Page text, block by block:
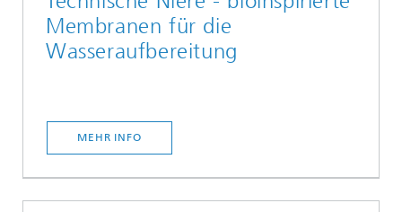
Membranen für die
Wasseraufbereitung
MEHR INFO